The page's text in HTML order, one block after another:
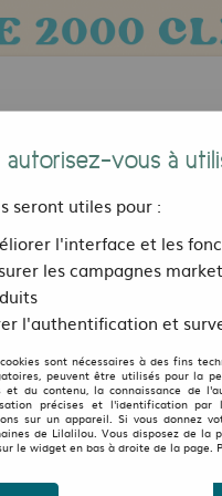
Bijoux, sacs et
Many Mornings >
autorisez-vous à
seront utiles pour :
l'interface et les
les campagnes
l'authentification et
sont nécessaires à des fins
peuvent être utilisés pour la
et du contenu, la connaissance de
précises et l'identification
sur un appareil. Si vous donnez
de Lilalilou. Vous disposez de
le widget en bas à droite de la page.